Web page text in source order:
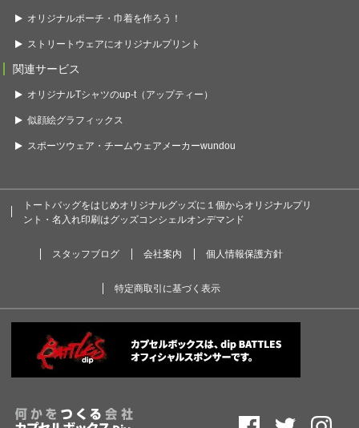
オリジナルポーチ・巾着を作ろう！
ストリートウェアにオリジナルプリント
関連サービス
オリジナルTシャツのup-t（アップティー）
似顔絵グラフィックス
スポーツウェア・チームウェアメーカーwundou
トートバッグをはじめオリジナルグッズに１個からオリジナルプリ
ント・名入れ印刷はグッズコンシェルオンデマンド
スタッフブログ 会社案内 個人情報保護方針
特定商取引に基づく表示